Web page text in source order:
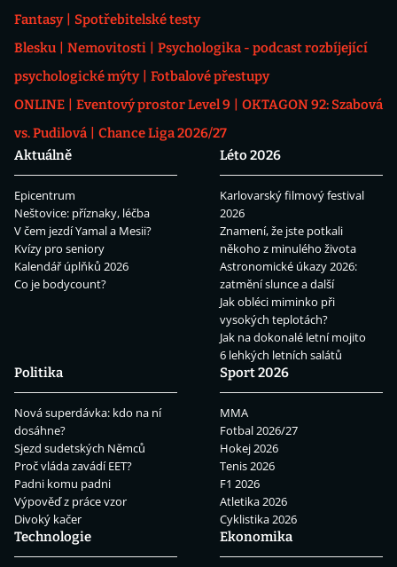
Fantasy
Spotřebitelské testy
Blesku
Nemovitosti
Psychologika - podcast rozbíjející
psychologické mýty
Fotbalové přestupy
ONLINE
Eventový prostor Level 9
OKTAGON 92: Szabová
vs. Pudilová
Chance Liga 2026/27
Aktuálně
Epicentrum
Neštovice: příznaky, léčba
V čem jezdí Yamal a Mesii?
Kvízy pro seniory
Kalendář úplňků 2026
Co je bodycount?
Léto 2026
Karlovarský filmový festival
2026
Znamení, že jste potkali
někoho z minulého života
Astronomické úkazy 2026:
zatmění slunce a další
Jak obléci miminko při
vysokých teplotách?
Jak na dokonalé letní mojito
6 lehkých letních salátů
Politika
Nová superdávka: kdo na ní
dosáhne?
Sjezd sudetských Němců
Proč vláda zavádí EET?
Padni komu padni
Výpověď z práce vzor
Divoký kačer
Sport 2026
MMA
Fotbal 2026/27
Hokej 2026
Tenis 2026
F1 2026
Atletika 2026
Cyklistika 2026
Technologie
Ekonomika